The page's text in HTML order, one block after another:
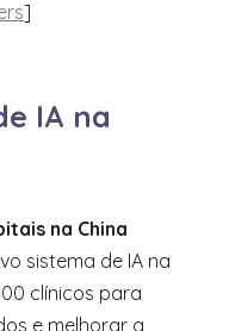
​]
IA na
na China
sistema de IA na
clínicos para
e melhorar a